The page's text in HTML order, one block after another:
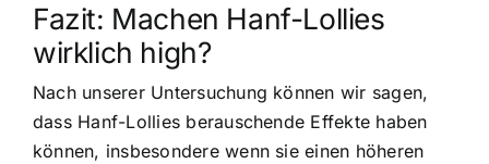
Fazit: Machen Hanf-Lollies
wirklich high?
Nach unserer Untersuchung können wir sagen,
dass Hanf-Lollies berauschende Effekte haben
können, insbesondere wenn sie einen höheren